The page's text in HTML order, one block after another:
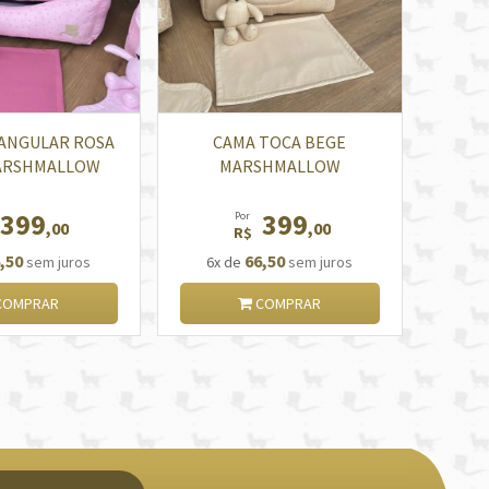
ROSA
399,00
sem juros
CAMA TOCA BEGE
MARSHMALLOW
Por
R$ 399,00
6x de 66,50sem juros
COMPRAR